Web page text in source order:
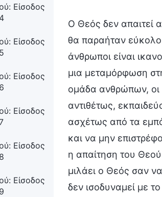
Είσοδος
Είσοδος
Είσοδος
Είσοδος
Είσοδος
Είσοδος
Ο Θεός δεν απαιτεί
θα παραήταν εύκολο
άνθρωποι είναι
μια μεταμόρφωση
ομάδα ανθρώπων, οι
αντιθέτως,
ασχέτως από τα
και να μην
η απαίτηση του Θεού
μιλάει ο Θεός σαν
δεν ισοδυναμεί με